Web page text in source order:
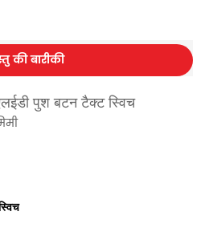
की बारीकी
पुश बटन टैक्ट स्विच